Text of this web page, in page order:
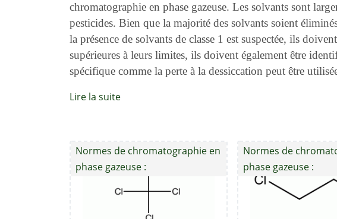
chromatographie en phase gazeuse. Les solvants sont
pesticides. Bien que la majorité des solvants soient
la présence de solvants de classe 1 est suspectée, ils
supérieures à leurs limites, ils doivent également être
spécifique comme la perte à la dessiccation peut être
Lire la suite
Normes de chromatographie en
phase gazeuse :
Normes de
phase gazeuse :